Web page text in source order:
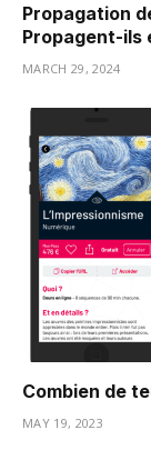
Propagation
Propagent-ils
MARCH 29, 2024
Combien de
MAY 19, 2023